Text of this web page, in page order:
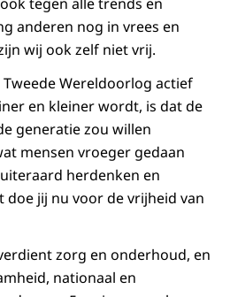
tegen alle trends en
anderen nog in vrees en
wij ook zelf niet vrij.
Wereldoorlog actief
en kleiner wordt, is dat de
generatie zou willen
mensen vroeger gedaan
herdenken en
doe jij nu voor de vrijheid van
zorg en onderhoud, en
nationaal en